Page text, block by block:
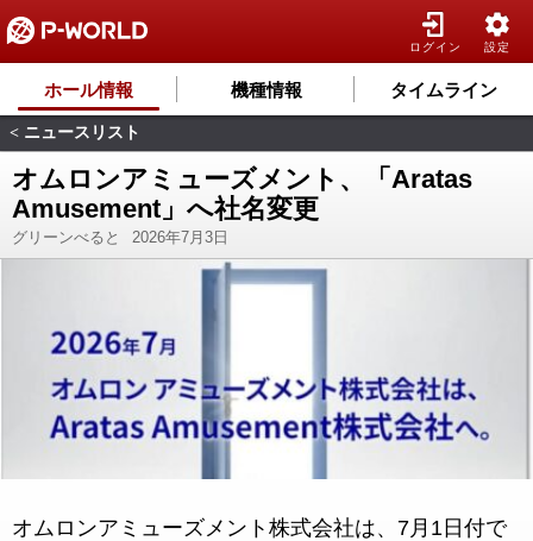
ログイン 設定
ホール情報 機種情報 タイムライン
< ニュースリスト
オムロンアミューズメント、「Aratas
Amusement」へ社名変更
グリーンべると 2026年7月3日
オムロンアミューズメント株式会社は、7月1日付で